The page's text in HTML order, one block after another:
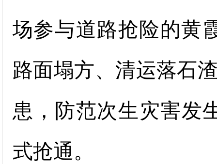
场参与道路抢险的黄
路面塌方、清运落石
患，防范次生灾害发
式抢通。